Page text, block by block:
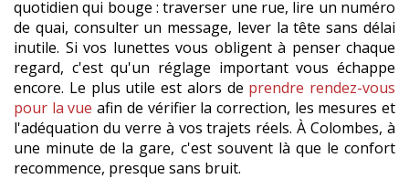
quotidien qui bouge : traverser une rue, lire un numéro
de quai, consulter un message, lever la tête sans délai
inutile. Si vos lunettes vous obligent à penser chaque
regard, c'est qu'un réglage important vous échappe
encore. Le plus utile est alors de prendre rendez-vous
pour la vue afin de vérifier la correction, les mesures et
l'adéquation du verre à vos trajets réels. À Colombes, à
une minute de la gare, c'est souvent là que le confort
recommence, presque sans bruit.